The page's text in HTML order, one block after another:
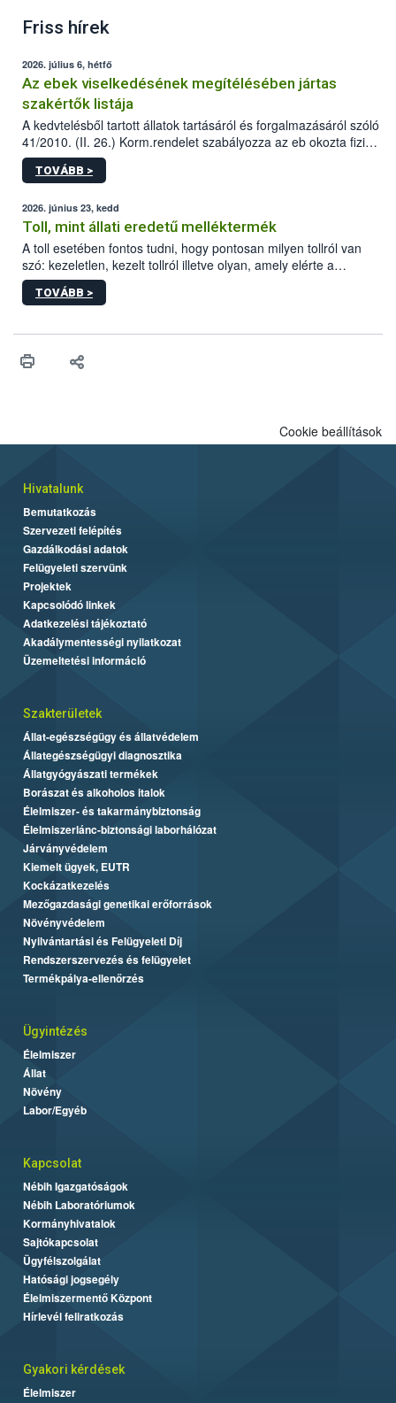
Friss hírek
2026. július 6, hétfő
Az ebek viselkedésének megítélésében jártas
szakértők listája
A kedvtelésből tartott állatok tartásáról és forgalmazásáról szóló
41/2010. (II. 26.) Korm.rendelet szabályozza az eb okozta fizikai
sérülés, illetve ennek veszélye keletkezésekor felmerülő
hatósági feladatokat, valamint a veszélyes eb tartását és annak
vonni az ebek viselkedésének megítélésében jártas szakértőt.
TOVÁBB >
2026. június 23, kedd
Toll, mint állati eredetű melléktermék
A toll esetében fontos tudni, hogy pontosan milyen tollról van
szó: kezeletlen, kezelt tollról illetve olyan, amely elérte a
„végpontját”.
TOVÁBB >
Cookie beállítások
Hivatalunk
Bemutatkozás
Szervezeti felépítés
Gazdálkodási adatok
Felügyeleti szervünk
Projektek
Kapcsolódó linkek
Adatkezelési tájékoztató
Akadálymentességi nyilatkozat
Üzemeltetési információ
Szakterületek
Állat-egészségügy és állatvédelem
Állategészségügyi diagnosztika
Állatgyógyászati termékek
Borászat és alkoholos italok
Élelmiszer- és takarmánybiztonság
Élelmiszerlánc-biztonsági laborhálózat
Járványvédelem
Kiemelt ügyek, EUTR
Kockázatkezelés
Mezőgazdasági genetikai erőforrások
Növényvédelem
Nyilvántartási és Felügyeleti Díj
Rendszerszervezés és felügyelet
Termékpálya-ellenőrzés
Ügyintézés
Élelmiszer
Állat
Növény
Labor/Egyéb
Kapcsolat
Nébih Igazgatóságok
Nébih Laboratóriumok
Kormányhivatalok
Sajtókapcsolat
Ügyfélszolgálat
Hatósági jogsegély
Élelmiszermentő Központ
Hírlevél feliratkozás
Gyakori kérdések
Élelmiszer